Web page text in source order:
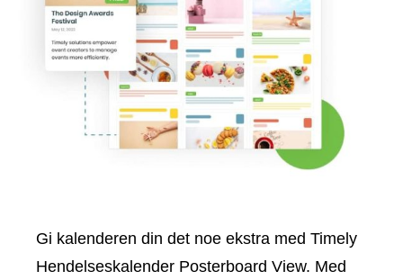
Gi kalenderen din det noe ekstra med Timely
Hendelseskalender Posterboard View. Med